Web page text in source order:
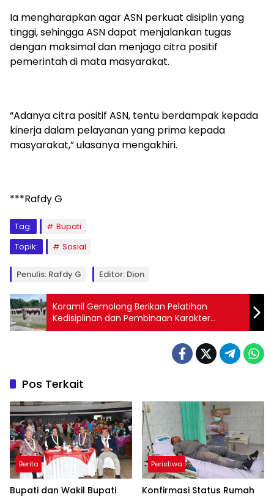
Ia mengharapkan agar ASN perkuat disiplin yang
tinggi, sehingga ASN dapat menjalankan tugas
dengan maksimal dan menjaga citra positif
pemerintah di mata masyarakat.
“Adanya citra positif ASN, tentu berdampak kepada
kinerja dalam pelayanan yang prima kepada
masyarakat,” ulasanya mengakhiri.
***Rafdy G
Tag:
Bupati
Topik:
Sosial
Penulis: Rafdy G Editor: Dion
Koramil Gemolong Berikan Pelatihan
Kedisiplinan dan Pembinaan Karakter
kepada Siswi Siswi SMK Sakti
Pos Terkait
Berita
Bupati dan Wakil Bupati
Peristiwa
Konfirmasi Status Rumah